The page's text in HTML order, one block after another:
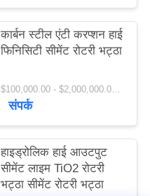
कार्बन स्टील एंटी करप्शन हाई
फिनिसिटी सीमेंट रोटरी भट्ठा
$100,000.00 - $2,000,000.00 / Set MOQ:1 सेट / सेट
संपर्क
हाइड्रोलिक हाई आउटपुट
सीमेंट लाइम TiO2 रोटरी
भट्ठा सीमेंट रोटरी भट्ठा